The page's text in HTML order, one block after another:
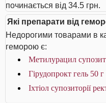
починається від 34.5 грн.
Які препарати від
Недорогими товарами в
геморою є:
Метилурацил
Гірудопрокт гель 50 г
Іхтіол супозиторії